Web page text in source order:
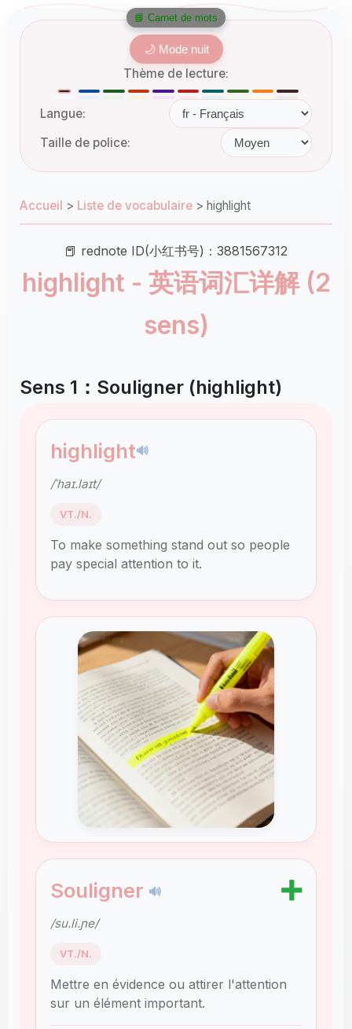
🌙 Mode nuit
Thème de lecture:
Langue:
Taille de police:
Accueil > Liste de vocabulaire > highlight
📕 rednote ID(小红书号)：3881567312
highlight - 英语词汇详解 (2
sens)
Sens 1：Souligner (highlight)
highlight🔊
/ˈhaɪ.laɪt/
VT./N.
To make something stand out so people
pay special attention to it.
Souligner 🔊 ➕
/su.li.ɲe/
VT./N.
Mettre en évidence ou attirer l'attention
sur un élément important.
📘 Carnet de mots